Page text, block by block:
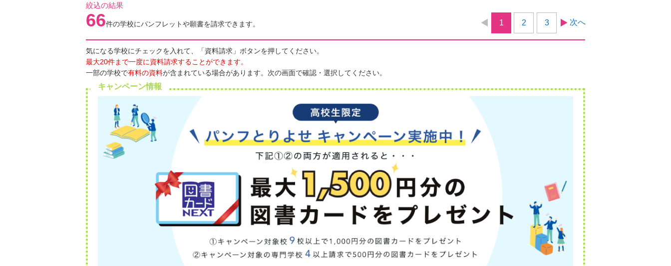
絞込の結果
66件の学校にパンフレットや願書を請求できます。 1 2 3 次へ
気になる学校にチェックを入れて、「資料請求」ボタンを押してください。
最大20件まで一度に資料請求することができます。
一部の学校で有料の資料が含まれている場合があります。次の画面で確認・選択してください。
キャンペーン情報